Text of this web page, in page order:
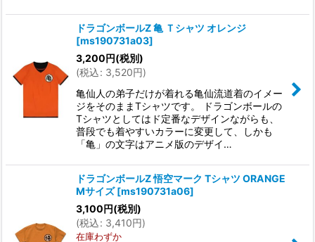
ドラゴンボールZ 亀 Ｔシャツ オレンジ
[ms190731a03]
3,200円(税別)
(税込: 3,520円)
亀仙人の弟子だけが着れる亀仙流道着のイメー
ジをそのままTシャツです。 ドラゴンボールの
Tシャツとしてはド定番なデザインながらも、
普段でも着やすいカラーに変更して、しかも
「亀」の文字はアニメ版のデザイ…
ドラゴンボールZ 悟空マーク Tシャツ ORANGE
Mサイズ [ms190731a06]
3,100円(税別)
(税込: 3,410円)
在庫わずか